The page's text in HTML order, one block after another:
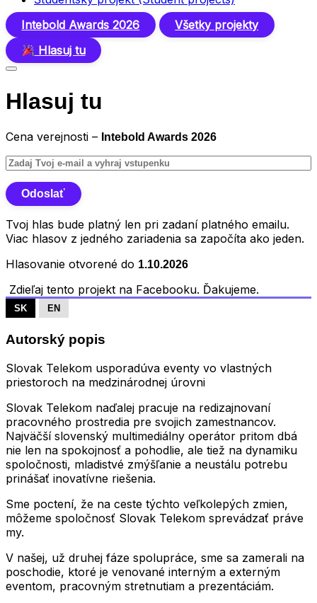
Intebold Awards 2026
Všetky projekty
Hlasuj tu
Hlasuj tu
Cena verejnosti – Intebold Awards 2026
Tvoj hlas bude platný len pri zadaní platného emailu.
Viac hlasov z jedného zariadenia sa započíta ako jeden.
Hlasovanie otvorené do 1.10.2026
Zdieľaj tento projekt na Facebooku. Ďakujeme.
SK EN
Autorský popis
Slovak Telekom usporadúva eventy vo vlastných
priestoroch na medzinárodnej úrovni
Slovak Telekom naďalej pracuje na redizajnovaní
pracovného prostredia pre svojich zamestnancov.
Najväčší slovenský multimediálny operátor pritom dbá
nie len na spokojnosť a pohodlie, ale tiež na dynamiku
spoločnosti, mladistvé zmýšľanie a neustálu potrebu
prinášať inovatívne riešenia.
Sme poctení, že na ceste týchto veľkolepých zmien,
môžeme spoločnosť Slovak Telekom sprevádzať práve
my.
V našej, už druhej fáze spolupráce, sme sa zamerali na
poschodie, ktoré je venované interným a externým
eventom, pracovným stretnutiam a prezentáciám.